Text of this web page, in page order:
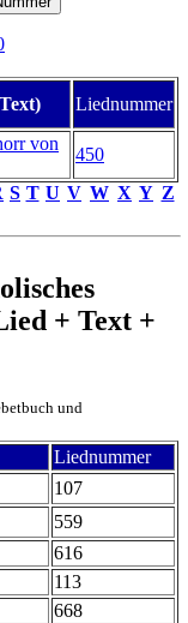
Liednummer
von
450
S T U V W X Y Z
+ Text +
und
Liednummer
107
559
616
113
668